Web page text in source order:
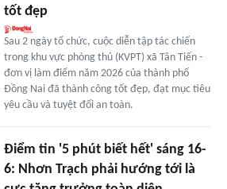
tốt đẹp
Sau 2 ngày tổ chức, cuộc diễn tập tác chiến
trong khu vực phòng thủ (KVPT) xã Tân Tiến -
đơn vị làm điểm năm 2026 của thành phố
Đồng Nai đã thành công tốt đẹp, đạt mục tiêu
yêu cầu và tuyệt đối an toàn.
Điểm tin '5 phút biết hết' sáng 16-
6: Nhơn Trạch phải hướng tới là